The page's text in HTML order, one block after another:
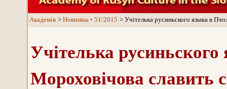
Aкадемія Новинкы • 51/2015 Учітелька русиньского языка в
Учітелька
Мороховічова славить